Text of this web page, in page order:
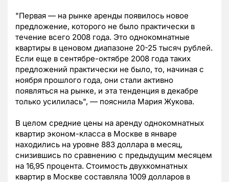
"Первая — на рынке аренды появилось новое
предложение, которого не было практически в
течение всего 2008 года. Это однокомнатные
квартиры в ценовом диапазоне 20-25 тысяч рублей.
Если еще в сентябре-октябре 2008 года таких
предложений практически не было, то, начиная с
ноября прошлого года, они стали активно
появляться на рынке, и эта тенденция в декабре
только усилилась", — пояснила Мария Жукова.
В целом средние цены на аренду однокомнатных
квартир эконом-класса в Москве в январе
находились на уровне 883 доллара в месяц,
снизившись по сравнению с предыдущим месяцем
на 16,95 процента. Стоимость двухкомнатных
квартир в Москве составляла 1009 долларов в